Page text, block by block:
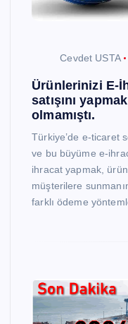
Cevdet USTA
Ürünlerinizi E-
satışını
olmamıştı.
Türkiye’de e-ticaret
ve bu büyüme e-
ihracat yapmak,
müşterilere
farklı ödeme